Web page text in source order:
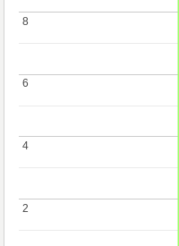
2
2
4
4
6
6
8
8